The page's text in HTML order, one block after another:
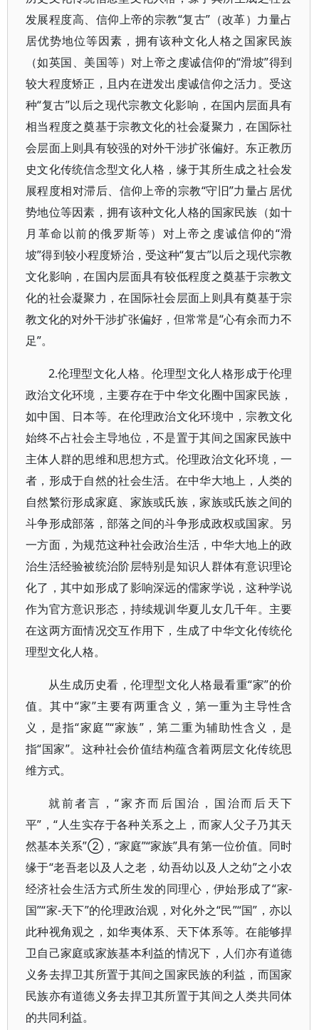
发展程度高、信仰上帝的宗教“复古”（改革）力量占
居优势地位等因素，拥有该种文化人格之国家民族
（如英国、美国等）对上帝之虔诚信仰的“滑坡”得到
较大程度矫正，且内在迸发出虔诚信仰之活力。受这
种“复古”以后之现代宗教文化影响，在国内层面具有
相当程度之奠基于宗教文化的社会凝聚力，在国际社
会层面上则具有较强的对外干涉扩张偏好。东正教历
史文化传统信念型文化人格，缘于其所生成之社会发
展程度相对滞后、信仰上帝的宗教“守旧”力量占居优
势地位等因素，拥有该种文化人格的国家民族（如十
月革命以前的俄罗斯等）对上帝之虔诚信仰的“滑
坡”得到较小程度矫治，受这种“复古”以后之现代宗教
文化影响，在国内层面具有较低程度之奠基于宗教文
化的社会凝聚力，在国际社会层面上则具有奠基于宗
教文化的对外干涉扩张偏好，但常常是“心有余而力不
足”。
2.伦理型文化人格。伦理型文化人格形成于伦理
政治文化环境，主要存在于中华文化圈中国家民族，
如中国、日本等。在伦理政治文化环境中，宗教文化
始终不占社会主导地位，不是置于其间之国家民族中
主体人群的思维和思想方式。伦理政治文化环境，一
者，形成于自然的社会生活。在中华大地上，人类的
自然繁衍形成家庭、家族或氏族，家族或氏族之间的
斗争形成部落，部落之间的斗争形成政权或国家。另
一方面，为规范这种社会政治生活，中华大地上的政
治生活经验被统治阶层特别是知识人群体有意识理论
化了，其中如形成了影响深远的儒家学说，这种学说
作为官方意识形态，持续规训华夏儿女几千年。主要
在这两方面情况交互作用下，生成了中华文化传统伦
理型文化人格。
从生成历史看，伦理型文化人格最看重“家”的价
值。其中“家”主要有两重含义，第一重为主导性含
义，是指“家庭”“家族”，第二重为辅助性含义，是
指“国家”。这种社会价值结构蕴含着两层文化传统思
维方式。
就前者言，“家齐而后国治，国治而后天下
平”，“人生实存于各种关系之上，而家人父子乃其天
然基本关系”②，“家庭”“家族”具有第一位价值。同时
缘于“老吾老以及人之老，幼吾幼以及人之幼”之小农
经济社会生活方式所生发的同理心，伊始形成了“家-
国”“家-天下”的伦理政治观，对化外之“民”“国”，亦以
此种视角观之，如华夷体系、天下体系等。在能够捍
卫自己家庭或家族基本利益的情况下，人们亦有道德
义务去捍卫其所置于其间之国家民族的利益，而国家
民族亦有道德义务去捍卫其所置于其间之人类共同体
的共同利益。